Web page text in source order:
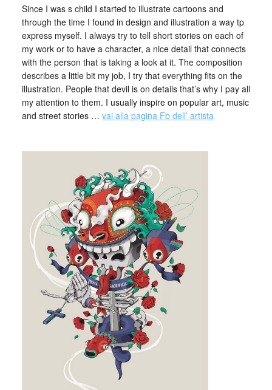
Since I was s child I started to illustrate cartoons and
through the time I found in design and illustration a way tp
express myself. I always try to tell short stories on each of
my work or to have a character, a nice detail that connects
with the person that is taking a look at it. The composition
describes a little bit my job, I try that everything fits on the
illustration. People that devil is on details that’s why I pay all
my attention to them. I usually inspire on popular art, music
and street stories … vai alla pagina Fb dell’ artista